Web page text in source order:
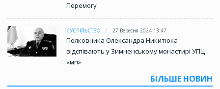
Перемогу
СУСПІЛЬСТВО 27 Вересня 2024 13:47
Полковника Олександра Никитюка
відспівають у Зимненському монастирі УПЦ
«мп»
БІЛЬШЕ НОВИН